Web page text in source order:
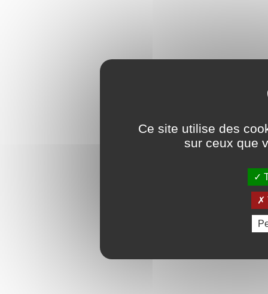
Ce site utilise des
sur ceux que